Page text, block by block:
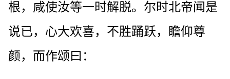
根，咸使汝等一时解脱。尔时北帝闻是
说已，心大欢喜，不胜踊跃，瞻仰尊
颜，而作颂曰：